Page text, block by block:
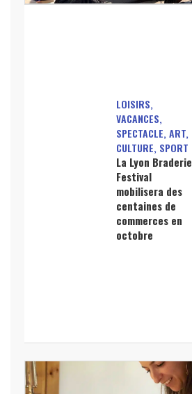
LOISIRS,
VACANCES,
SPECTACLE, ART,
CULTURE, SPORT
La Lyon Braderie
Festival
mobilisera des
centaines de
commerces en
octobre